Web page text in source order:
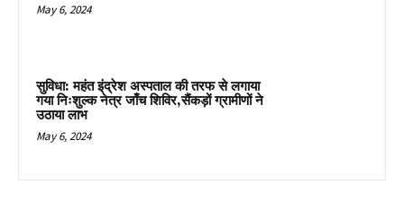
May 6, 2024
सुविधा: महंत इंद्रेश अस्पताल की तरफ से लगाया
गया निःशुल्क नेत्र जाँच शिविर,सैंकड़ों ग्रामीणों ने
उठाया लाभ
May 6, 2024